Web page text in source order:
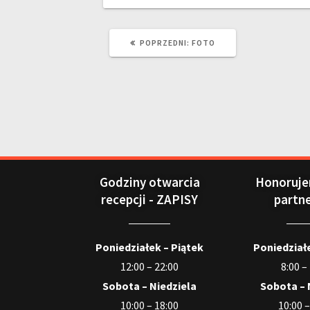
POPRZEDNI: FOTO
Godziny otwarcia
recepcji - ZAPISY
Poniedziałek – Piątek
12:00 – 22:00
Sobota – Niedziela
10:00 – 18:00
8:00 –
Sobota –
10:00